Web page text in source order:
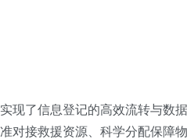
现了信息登记的高效流转与数据
对接救援资源、科学分配保障物